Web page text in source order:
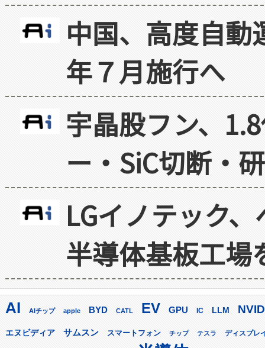
中国、高度自
年７月施行へ
宇晶股フン、
ー・SiC切断・
LGイノテック
半導体基板工場
AI AIチップ apple BYD CATL EV GPU IC LLM
エヌビディア サムスン スマートフォン チップ テスラ ディスプレ